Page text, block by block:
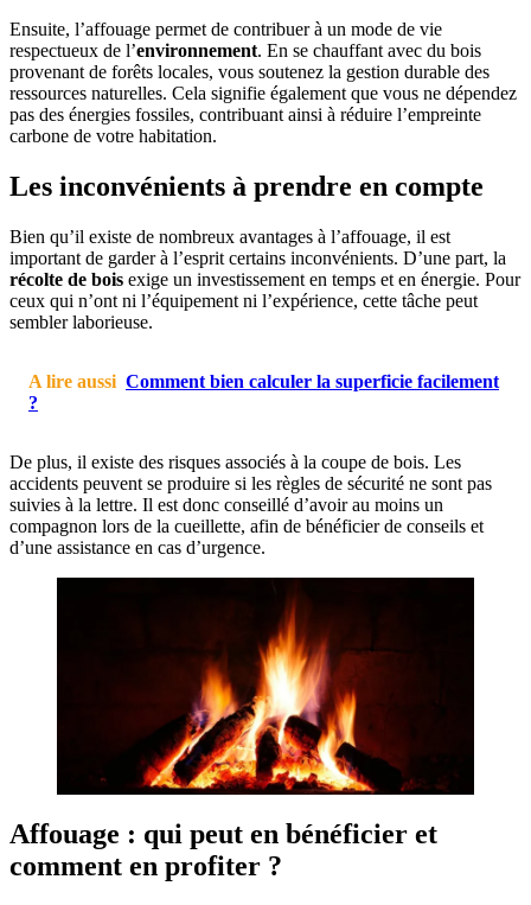
Ensuite, l’affouage permet de contribuer à un mode de vie
respectueux de l’environnement. En se chauffant avec du bois
provenant de forêts locales, vous soutenez la gestion durable des
ressources naturelles. Cela signifie également que vous ne dépendez
pas des énergies fossiles, contribuant ainsi à réduire l’empreinte
carbone de votre habitation.
Les inconvénients à prendre en compte
Bien qu’il existe de nombreux avantages à l’affouage, il est
important de garder à l’esprit certains inconvénients. D’une part, la
récolte de bois exige un investissement en temps et en énergie. Pour
ceux qui n’ont ni l’équipement ni l’expérience, cette tâche peut
sembler laborieuse.
A lire aussi Comment bien calculer la superficie facilement
?
De plus, il existe des risques associés à la coupe de bois. Les
accidents peuvent se produire si les règles de sécurité ne sont pas
suivies à la lettre. Il est donc conseillé d’avoir au moins un
compagnon lors de la cueillette, afin de bénéficier de conseils et
d’une assistance en cas d’urgence.
Affouage : qui peut en bénéficier et
comment en profiter ?